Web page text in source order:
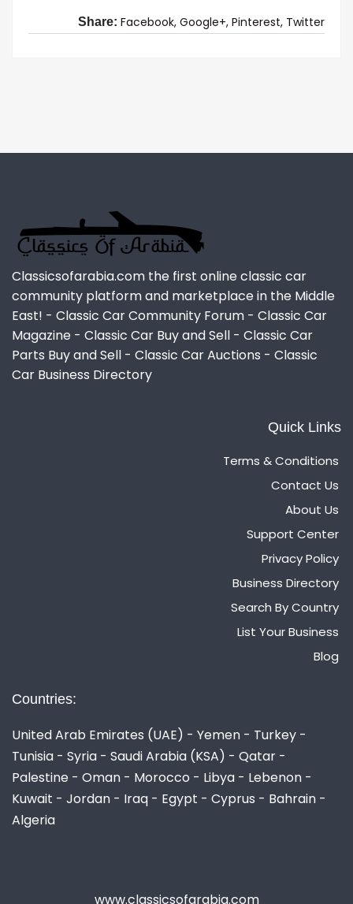
Share: Facebook, Google+, Pinterest, Twitter
Classicsofarabia.com the first online classic car
community platform and marketplace in the Middle
East! - Classic Car Community Forum - Classic Car
Magazine - Classic Car Buy and Sell - Classic Car
Parts Buy and Sell - Classic Car Auctions - Classic
Car Business Directory
Quick Links
Terms & Conditions
Contact Us
About Us
Support Center
Privacy Policy
Business Directory
Search By Country
List Your Business
Blog
Countries:
United Arab Emirates (UAE) - Yemen - Turkey -
Tunisia - Syria - Saudi Arabia (KSA) - Qatar -
Palestine - Oman - Morocco - Libya - Lebenon -
Kuwait - Jordan - Iraq - Egypt - Cyprus - Bahrain -
Algeria
www.classicsofarabia.com